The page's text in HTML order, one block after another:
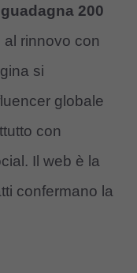
200
al rinnovo con
si
globale
con
Il web è la
confermano la